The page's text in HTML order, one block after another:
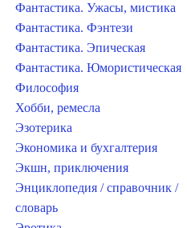
Фантастика. Ужасы, мистика
Фантастика. Фэнтези
Фантастика. Эпическая
Фантастика. Юмористическая
Философия
Хобби, ремесла
Эзотерика
Экономика и бухгалтерия
Экшн, приключения
Энциклопедия / справочник /
словарь